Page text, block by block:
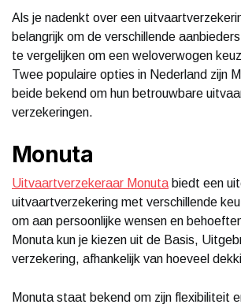
Als je nadenkt over een
belangrijk om de verschillende
te vergelijken om een weloverwogen
Twee populaire opties in Nederland zijn
beide bekend om hun betrouwbare
verzekeringen.
Monuta
Uitvaartverzekeraar Monuta biedt een
uitvaartverzekering met verschillende
om aan persoonlijke wensen en
Monuta kun je kiezen uit de Basis,
verzekering, afhankelijk van hoeveel
Monuta staat bekend om zijn flexibiliteit